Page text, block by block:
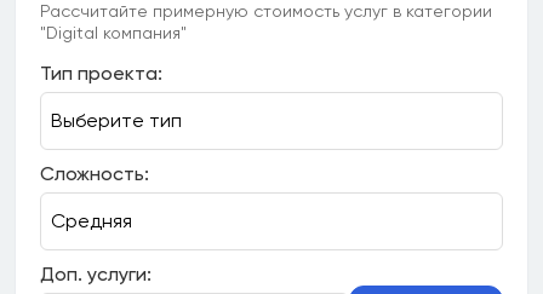
Рассчитайте примерную стоимость услуг в категории
"Digital компания"
Тип проекта:
Сложность:
Доп. услуги: